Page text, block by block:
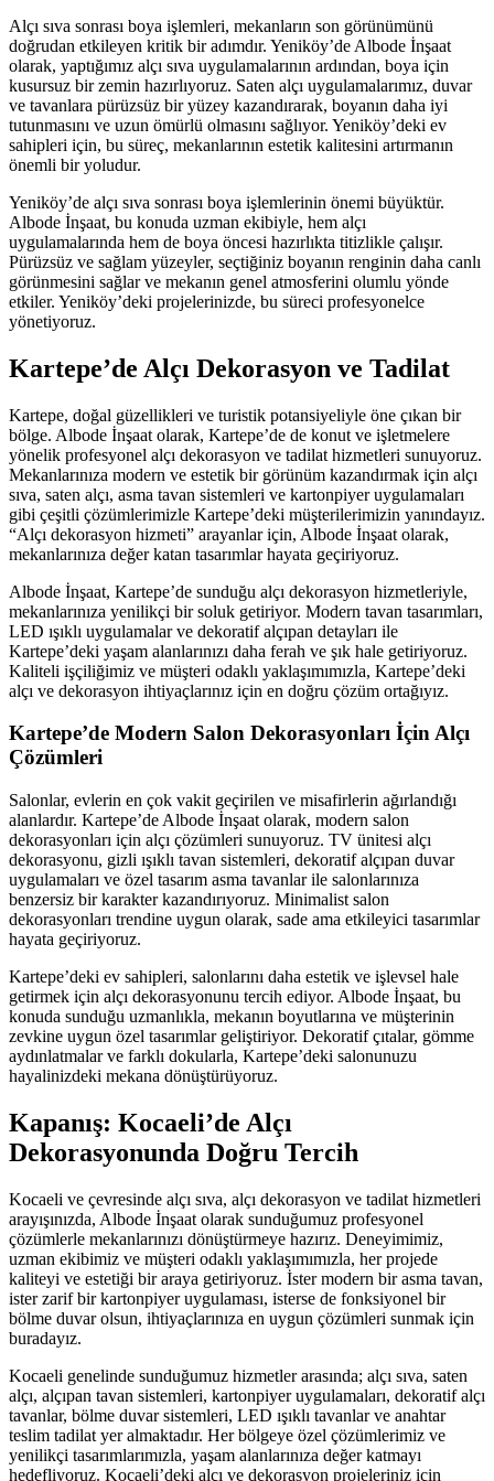
Alçı sıva sonrası boya işlemleri, mekanların son görünümünü
doğrudan etkileyen kritik bir adımdır. Yeniköy’de Albode İnşaat
olarak, yaptığımız alçı sıva uygulamalarının ardından, boya için
kusursuz bir zemin hazırlıyoruz. Saten alçı uygulamalarımız, duvar
ve tavanlara pürüzsüz bir yüzey kazandırarak, boyanın daha iyi
tutunmasını ve uzun ömürlü olmasını sağlıyor. Yeniköy’deki ev
sahipleri için, bu süreç, mekanlarının estetik kalitesini artırmanın
önemli bir yoludur.
Yeniköy’de alçı sıva sonrası boya işlemlerinin önemi büyüktür.
Albode İnşaat, bu konuda uzman ekibiyle, hem alçı
uygulamalarında hem de boya öncesi hazırlıkta titizlikle çalışır.
Pürüzsüz ve sağlam yüzeyler, seçtiğiniz boyanın renginin daha canlı
görünmesini sağlar ve mekanın genel atmosferini olumlu yönde
etkiler. Yeniköy’deki projelerinizde, bu süreci profesyonelce
yönetiyoruz.
Kartepe’de Alçı Dekorasyon ve Tadilat
Kartepe, doğal güzellikleri ve turistik potansiyeliyle öne çıkan bir
bölge. Albode İnşaat olarak, Kartepe’de de konut ve işletmelere
yönelik profesyonel alçı dekorasyon ve tadilat hizmetleri sunuyoruz.
Mekanlarınıza modern ve estetik bir görünüm kazandırmak için alçı
sıva, saten alçı, asma tavan sistemleri ve kartonpiyer uygulamaları
gibi çeşitli çözümlerimizle Kartepe’deki müşterilerimizin yanındayız.
“Alçı dekorasyon hizmeti” arayanlar için, Albode İnşaat olarak,
mekanlarınıza değer katan tasarımlar hayata geçiriyoruz.
Albode İnşaat, Kartepe’de sunduğu alçı dekorasyon hizmetleriyle,
mekanlarınıza yenilikçi bir soluk getiriyor. Modern tavan tasarımları,
LED ışıklı uygulamalar ve dekoratif alçıpan detayları ile
Kartepe’deki yaşam alanlarınızı daha ferah ve şık hale getiriyoruz.
Kaliteli işçiliğimiz ve müşteri odaklı yaklaşımımızla, Kartepe’deki
alçı ve dekorasyon ihtiyaçlarınız için en doğru çözüm ortağıyız.
Kartepe’de Modern Salon Dekorasyonları İçin Alçı
Çözümleri
Salonlar, evlerin en çok vakit geçirilen ve misafirlerin ağırlandığı
alanlardır. Kartepe’de Albode İnşaat olarak, modern salon
dekorasyonları için alçı çözümleri sunuyoruz. TV ünitesi alçı
dekorasyonu, gizli ışıklı tavan sistemleri, dekoratif alçıpan duvar
uygulamaları ve özel tasarım asma tavanlar ile salonlarınıza
benzersiz bir karakter kazandırıyoruz. Minimalist salon
dekorasyonları trendine uygun olarak, sade ama etkileyici tasarımlar
hayata geçiriyoruz.
Kartepe’deki ev sahipleri, salonlarını daha estetik ve işlevsel hale
getirmek için alçı dekorasyonunu tercih ediyor. Albode İnşaat, bu
konuda sunduğu uzmanlıkla, mekanın boyutlarına ve müşterinin
zevkine uygun özel tasarımlar geliştiriyor. Dekoratif çıtalar, gömme
aydınlatmalar ve farklı dokularla, Kartepe’deki salonunuzu
hayalinizdeki mekana dönüştürüyoruz.
Kapanış: Kocaeli’de Alçı
Dekorasyonunda Doğru Tercih
Kocaeli ve çevresinde alçı sıva, alçı dekorasyon ve tadilat hizmetleri
arayışınızda, Albode İnşaat olarak sunduğumuz profesyonel
çözümlerle mekanlarınızı dönüştürmeye hazırız. Deneyimimiz,
uzman ekibimiz ve müşteri odaklı yaklaşımımızla, her projede
kaliteyi ve estetiği bir araya getiriyoruz. İster modern bir asma tavan,
ister zarif bir kartonpiyer uygulaması, isterse de fonksiyonel bir
bölme duvar olsun, ihtiyaçlarınıza en uygun çözümleri sunmak için
buradayız.
Kocaeli genelinde sunduğumuz hizmetler arasında; alçı sıva, saten
alçı, alçıpan tavan sistemleri, kartonpiyer uygulamaları, dekoratif alçı
tavanlar, bölme duvar sistemleri, LED ışıklı tavanlar ve anahtar
teslim tadilat yer almaktadır. Her bölgeye özel çözümlerimiz ve
yenilikçi tasarımlarımızla, yaşam alanlarınıza değer katmayı
hedefliyoruz. Kocaeli’deki alçı ve dekorasyon projeleriniz için